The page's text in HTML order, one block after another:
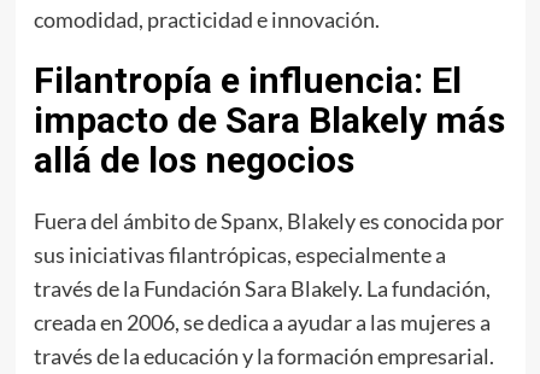
comodidad, practicidad e innovación.
Filantropía e influencia: El
impacto de Sara Blakely más
allá de los negocios
Fuera del ámbito de Spanx, Blakely es conocida por
sus iniciativas filantrópicas, especialmente a
través de la Fundación Sara Blakely. La fundación,
creada en 2006, se dedica a ayudar a las mujeres a
través de la educación y la formación empresarial.